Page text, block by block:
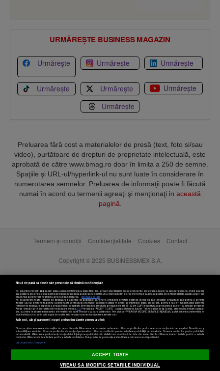
URMĂREȘTE BUSINESS MAGAZIN
Urmărește Urmărește Urmărește
Urmărește Urmărește
Urmărește
Urmărește
Preluarea fără cost a materialelor de presă (text, foto si/sau
video), purtătoare de drepturi de proprietate intelectuală, este
aprobată de către www.bmag.ro doar în limita a 250 de semne.
Spaţiile şi URL-ul/hyperlink-ul nu sunt luate în considerare în
numerotarea semnelor. Preluarea de informaţii poate fi făcută
numai în acord cu termenii agreaţi şi menţionaţi in această
pagină
Termeni și condiții Confidențialitate Cookies Contact
Copyright © 2025 BUSINESSMEX S.A.
Setări cookies
Nouă ne pasă ca datele tale personale să rămână confidențiale
Noi și partenerii noștri589stocăm și/sau accesăm informații pe dispozitivul dvs., precum identificatorii cookie unici pentru prelucrarea datelor cu caracter personal. Puteți accepta
sau gestiona preferințele dvs. făcând clic mai jos, respectiv vă puteți opune utilizării unui interes legitim în orice moment pe pagina cu politica de confidențialitate. Aceste alegeri vor
fi raportate partenerilor noștri și nu vă vor afecta navigarea.
Mai multe detalii
Noi si partenerii nostri (retelele de socializare si agentiile de publicitate partenere, precum si furnizorii nostri de servicii de date analitice) prelucram date pentru a permite
website-ului sa functioneze, pentru a personaliza continutul si anunturile publicitare afisate in functie de interesele si/sau profilul dvs., pentru a va oferi functionalitati aferente
retelelor de socializare si pentru a analiza traficul pe website. Beneficiati de drepturile prevazute de art. 15-22 din GDPR in legatura cu prelucrarea datelor cu caracter personal.
Aceste drepturi pot fi exercitate prin modalitatea indicataaici. Prin click pe “ACCEPT TOATE”, acceptati folosirea tuturor Tehnologiilor de tip Cookie, care implica inclusiv acceptul
dvs. cu privire la stocarea/accesarea informatiilor de catre Vendor-ii cu care colaboram. Prin click pe “VREAU SA MODIFIC SETARILE INDIVIDUAL” puteti schimba preferintele in
mod individual, mai putin cele legate de cookie strict necesare pentru functionarea website-ului.
Atât noi, cât și partenerii noștri prelucrăm datele pentru a oferi:
Stocarea și/sau accesarea informațiilor de pe un dispozitiv. Măsurarea performanței reclamelor. Utilizarea profilurilor pentru selectarea conținutului personalizat. Dezvoltarea și
îmbunătățirea serviciilor. Crearea profilurilor de conținut personalizat. Utilizarea profilurilor pentru selectarea publicității personalizate. Crearea profilurilor pentru publicitate
personalizată. Măsurarea performanței conținutului. Înțelegerea publicului prin statistici sau combinații de date din surse diferite. Utilizarea datelor limitate pentru a selecta
conținutul. Utilizarea de date limitate pentru a selecta publicitatea. Date precise de geolocație și identificarea prin scanarea dispozitivului.
Listă parteneri (furnizori)
ACCEPT TOATE
VREAU SA MODIFIC SETARILE INDIVIDUAL